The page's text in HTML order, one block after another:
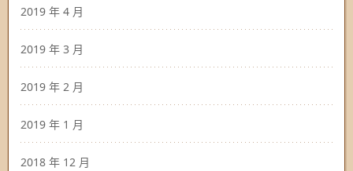
2019 年 4 月
2019 年 3 月
2019 年 2 月
2019 年 1 月
2018 年 12 月